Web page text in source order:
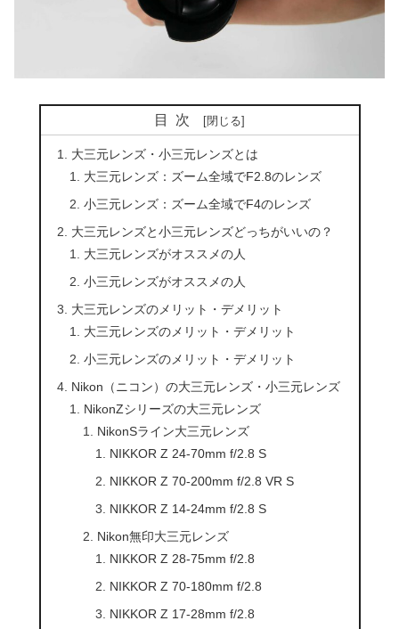
目次
大三元レンズ・小三元レンズとは
大三元レンズ：ズーム全域でF2.8のレンズ
小三元レンズ：ズーム全域でF4のレンズ
大三元レンズと小三元レンズどっちがいいの？
大三元レンズがオススメの人
小三元レンズがオススメの人
大三元レンズのメリット・デメリット
大三元レンズのメリット・デメリット
小三元レンズのメリット・デメリット
Nikon（ニコン）の大三元レンズ・小三元レンズ
NikonZシリーズの大三元レンズ
NikonSライン大三元レンズ
NIKKOR Z 24-70mm f/2.8 S
NIKKOR Z 70-200mm f/2.8 VR S
NIKKOR Z 14-24mm f/2.8 S
Nikon無印大三元レンズ
NIKKOR Z 28-75mm f/2.8
NIKKOR Z 70-180mm f/2.8
NIKKOR Z 17-28mm f/2.8